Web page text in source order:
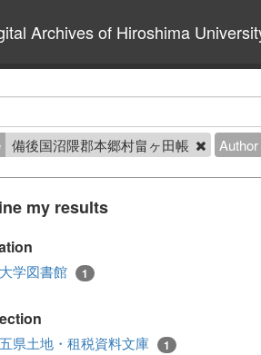
Archives of Hiroshima
備後国沼隈郡本郷村畠ヶ田帳 Author
my results
学図書館 1
県土地・租税資料文庫 1